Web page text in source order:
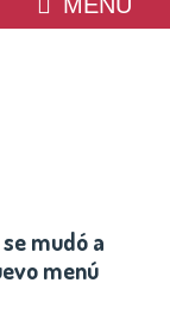
mudó a
menú